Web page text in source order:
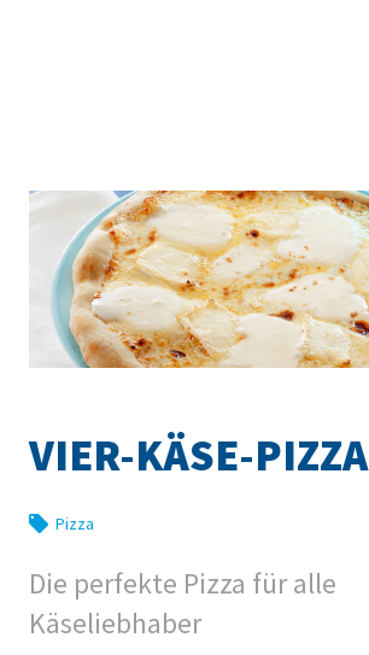
VIER-KÄSE-PIZZA
Pizza
Die perfekte Pizza für alle
Käseliebhaber